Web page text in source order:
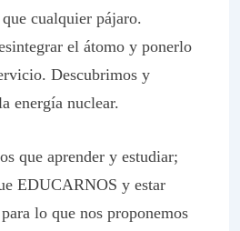
cualquier pájaro.
el átomo y ponerlo
Descubrimos y
energía nuclear.
que aprender y estudiar;
EDUCARNOS y estar
lo que nos proponemos